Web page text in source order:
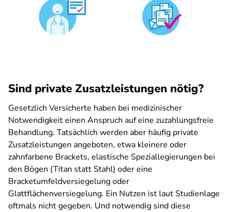
Sind private Zusatzleistungen nötig?
Gesetzlich Versicherte haben bei medizinischer
Notwendigkeit einen Anspruch auf eine zuzahlungsfreie
Behandlung. Tatsächlich werden aber häufig private
Zusatzleistungen angeboten, etwa kleinere oder
zahnfarbene Brackets, elastische Speziallegierungen bei
den Bögen (Titan statt Stahl) oder eine
Bracketumfeldversiegelung oder
Glattflächenversiegelung. Ein Nutzen ist laut Studienlage
oftmals nicht gegeben. Und notwendig sind diese